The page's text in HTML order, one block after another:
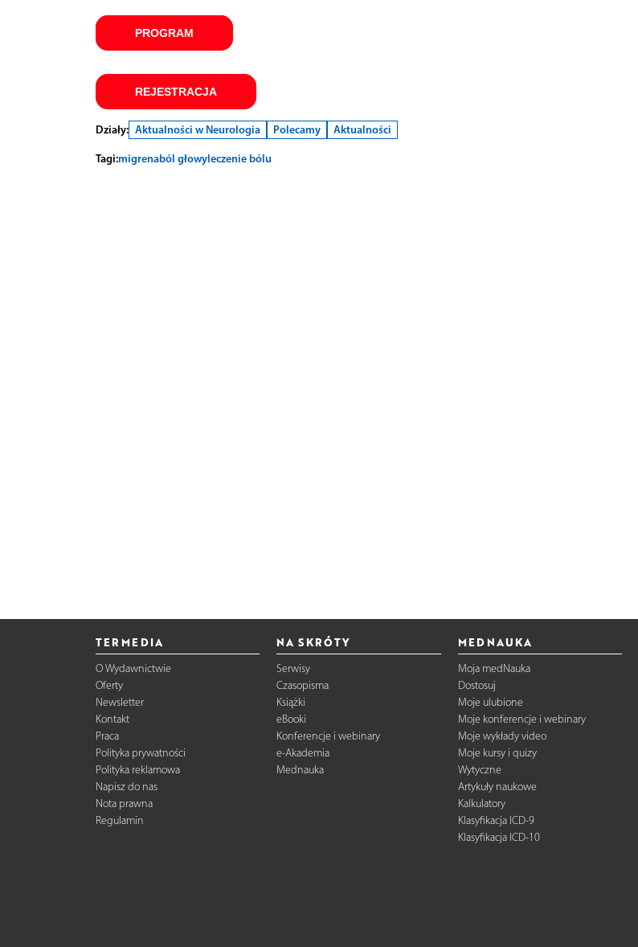
PROGRAM
REJESTRACJA
Działy: Aktualności w Neurologia Polecamy
Aktualności
Tagi:migrenaból głowyleczenie bólu
TERMEDIA
O Wydawnictwie
Oferty
Newsletter
Kontakt
Praca
Polityka prywatności
Polityka reklamowa
Napisz do nas
Nota prawna
Regulamin
NA SKRÓTY
Serwisy
Czasopisma
Książki
eBooki
Konferencje i webinary
e-Akademia
Mednauka
MEDNAUKA
Moja medNauka
Dostosuj
Moje ulubione
Moje konferencje i webinary
Moje wykłady video
Moje kursy i quizy
Wytyczne
Artykuły naukowe
Kalkulatory
Klasyfikacja ICD-9
Klasyfikacja ICD-10